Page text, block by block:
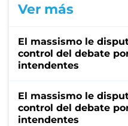
Ver más
El massismo le
control del debate
intendentes
El massismo le
control del debate
intendentes